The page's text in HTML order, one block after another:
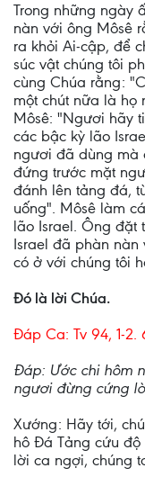
Trong những ngày
nàn với ông Môsê
ra khỏi Ai-cập, để
súc vật chúng tôi
cùng Chúa rằng:
một chút nữa là họ
Môsê: "Ngươi hãy
các bậc kỳ lão
ngươi đã dùng mà
đứng trước mặt
đánh lên tảng đá,
uống". Môsê làm
lão Israel. Ông đặt
Israel đã phàn nàn
có ở với chúng tôi
Ðó là lời Chúa.
Ðáp Ca: Tv 94, 1-2.
Ðáp: Ước chi hôm
ngươi đừng cứng
Xướng: Hãy tới,
hô Ðá Tảng cứu
lời ca ngợi, chúng